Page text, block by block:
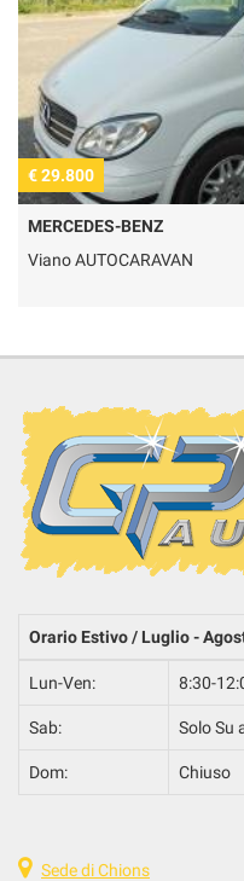
€ 29.800
MERCEDES-BENZ
Viano AUTOCARAVAN
Orario Estivo / Luglio -
Lun-Ven: 8:30-
Sab: Solo Su
Dom: Chiuso
Sede di Chions